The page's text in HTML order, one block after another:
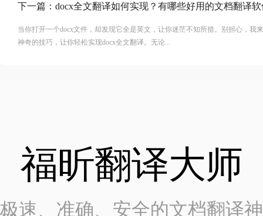
下一篇： docx全文翻译如何实现？有哪些好用的文档翻译
当你打开一个docx文件，却发现它全是英文，让你迷茫不知所措。别担心，我
神奇的技巧，让你轻松实现docx全文翻译。无论...
福昕翻译大师
极速、准确、安全的文档翻译神